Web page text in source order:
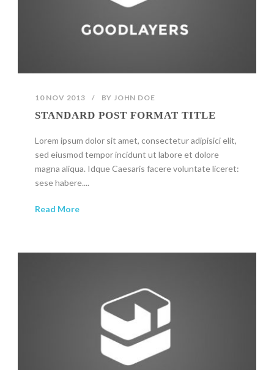
10 NOV 2013 / BY JOHN DOE
STANDARD POST FORMAT TITLE
Lorem ipsum dolor sit amet, consectetur adipisici elit,
sed eiusmod tempor incidunt ut labore et dolore
magna aliqua. Idque Caesaris facere voluntate liceret:
sese habere....
Read More